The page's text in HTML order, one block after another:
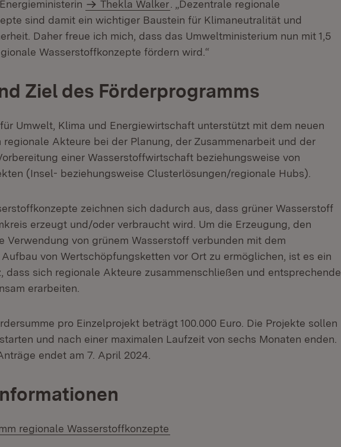
Thekla Walker
. „Dezentrale regionale
sind damit ein wichtiger Baustein für Klimaneutralität und
Daher freue ich mich, dass das Umweltministerium nun mit 1,5
Wasserstoffkonzepte fördern wird.“
Ziel des Förderprogramms
Umwelt, Klima und Energiewirtschaft unterstützt mit dem neuen
regionale Akteure bei der Planung, der Zusammenarbeit und der
einer Wasserstoffwirtschaft beziehungsweise von
(Insel- beziehungsweise Clusterlösungen/regionale Hubs).
zeichnen sich dadurch aus, dass grüner Wasserstoff
erzeugt und/oder verbraucht wird. Um die Erzeugung, den
Verwendung von grünem Wasserstoff verbunden mit dem
von Wertschöpfungsketten vor Ort zu ermöglichen, ist es ein
dass sich regionale Akteure zusammenschließen und entsprechende
erarbeiten.
pro Einzelprojekt beträgt 100.000 Euro. Die Projekte sollen
und nach einer maximalen Laufzeit von sechs Monaten enden.
endet am 7. April 2024.
regionale Wasserstoffkonzepte